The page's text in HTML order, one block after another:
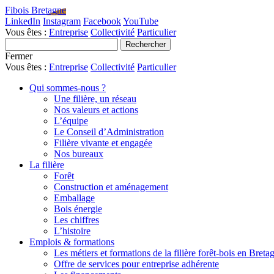
Fibois Bretagne
LinkedIn Instagram FacebookYouTube
Vous êtes : Entreprise Collectivité Particulier
Fermer
Vous êtes : Entreprise Collectivité Particulier
Qui sommes-nous ?
Une filière, un réseau
Nos valeurs et actions
L’équipe
Le Conseil d’Administration
Filière vivante et engagée
Nos bureaux
La filière
Forêt
Construction et aménagement
Emballage
Bois énergie
Les chiffres
L’histoire
Emplois & formations
Les métiers et formations de la filière forêt-bois en
Offre de services pour entreprise adhérente